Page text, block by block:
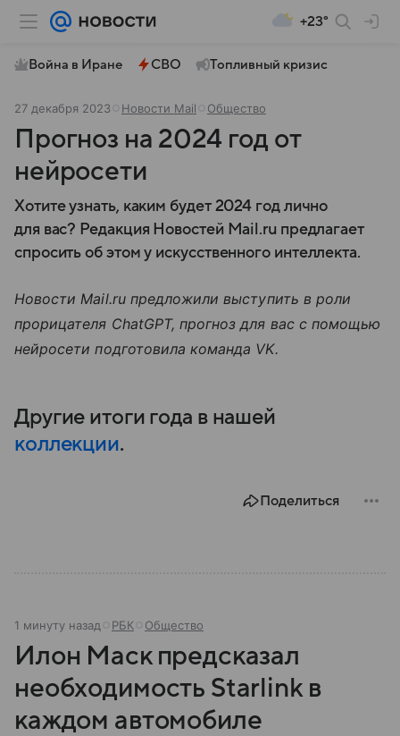
+23°
Война в Иране СВО Топливный кризис
27 декабря 2023 Новости Mail Общество
Прогноз на 2024 год от
нейросети
Хотите узнать, каким будет 2024 год лично
для вас? Редакция Новостей Mail.ru предлагает
спросить об этом у искусственного интеллекта.
Новости Mail.ru предложили выступить в роли
прорицателя ChatGPT, прогноз для вас с помощью
нейросети подготовила команда VK.
Другие итоги года в нашей
коллекции.
Поделиться
1 минуту назад РБК Общество
Илон Маск предсказал
необходимость Starlink в
каждом автомобиле